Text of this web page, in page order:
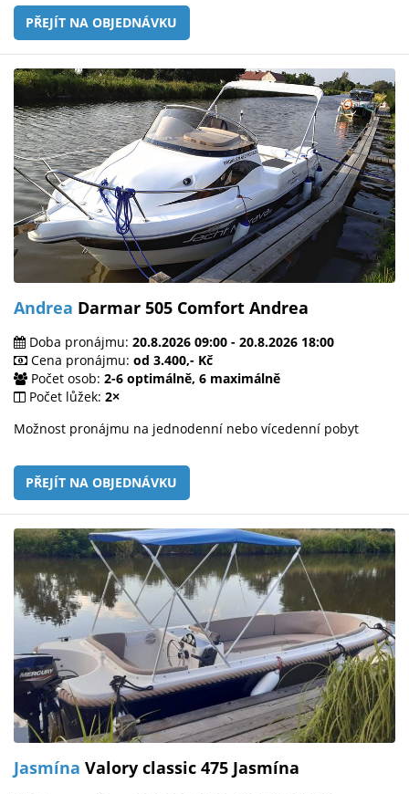
PŘEJÍT NA OBJEDNÁVKU
Andrea Darmar 505 Comfort Andrea
Doba pronájmu: 20.8.2026 09:00 - 20.8.2026 18:00
Cena pronájmu: od 3.400,- Kč
Počet osob: 2-6 optimálně, 6 maximálně
Počet lůžek: 2×
Možnost pronájmu na jednodenní nebo vícedenní pobyt
PŘEJÍT NA OBJEDNÁVKU
Jasmína Valory classic 475 Jasmína